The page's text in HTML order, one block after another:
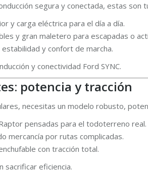
segura y conectada, estas son
y carga eléctrica para el día a día.
y gran maletero para escapadas o
y confort de marcha.
y conectividad Ford SYNC.
potencia y tracción
necesitas un modelo robusto,
pensadas para el todoterreno real.
mercancía por rutas complicadas.
con tracción total.
sacrificar eficiencia.